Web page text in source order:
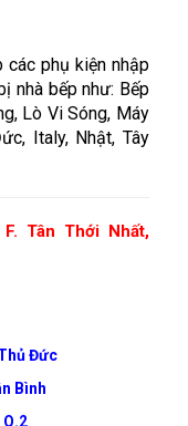
các phụ kiện nhập
nhà bếp như: Bếp
Lò Vi Sóng, Máy
Italy, Nhật, Tây
Tân Thới Nhất,
Đức
Bình